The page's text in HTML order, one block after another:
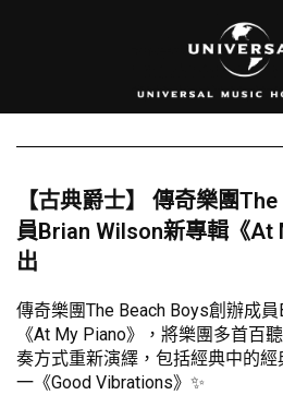
【古典爵士】 傳奇樂團
員Brian Wilson新專輯《At
出
傳奇樂團The Beach Boys創辦成
《At My Piano》，將樂團多首百
奏方式重新演繹，包括經典中的
一《Good Vibrations》✨